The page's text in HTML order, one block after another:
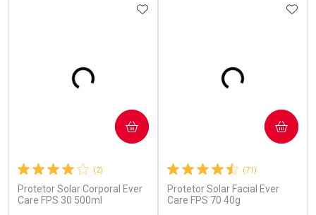
(2)
Protetor Solar Corporal Ever
Care FPS 30 500ml
ADICIONAR AOS FAVORITOS
COMPRAR
(71)
Protetor Solar Facial Ever
Care FPS 70 40g
COMPRAR